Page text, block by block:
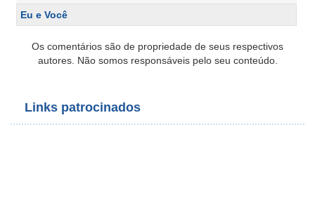
Eu e Você
Os comentários são de propriedade de seus respectivos
autores. Não somos responsáveis pelo seu conteúdo.
Links patrocinados